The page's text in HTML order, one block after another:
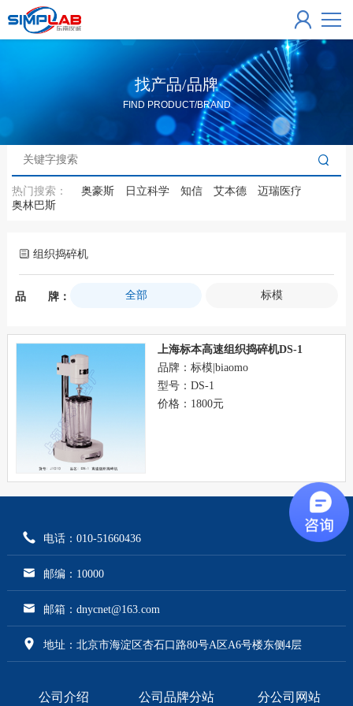
找产品/品牌
FIND PRODUCT/BRAND
热门搜索： 奥豪斯 日立科学 知信 艾本德
迈瑞医疗
奥林巴斯
组织捣碎机
品 牌： 全部 标模
上海标本高速组织捣碎机DS-1
品牌：标模|biaomo
型号：DS-1
价格：1800元
电话：010-51660436
邮编：10000
邮箱：dnycnet@163.com
地址：北京市海淀区杏石口路80号A区A6号楼东侧4层
公司介绍 公司品牌分站 分公司网站